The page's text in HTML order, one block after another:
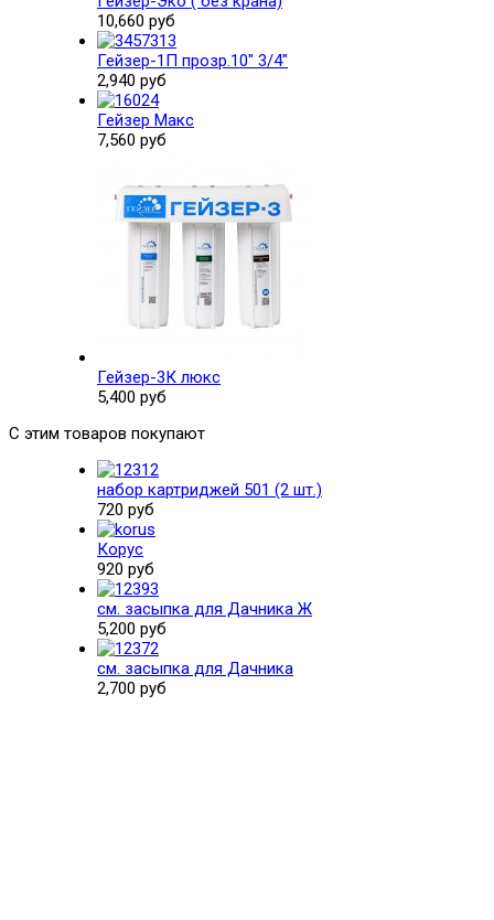
10,660 руб
Гейзер-1П прозр.10" 3/4"
2,940 руб
Гейзер Макс
7,560 руб
Гейзер-3К люкс
5,400 руб
С этим товаров покупают
набор картриджей 501 (2 шт.)
720 руб
Корус
920 руб
см. засыпка для Дачника Ж
5,200 руб
см. засыпка для Дачника
2,700 руб